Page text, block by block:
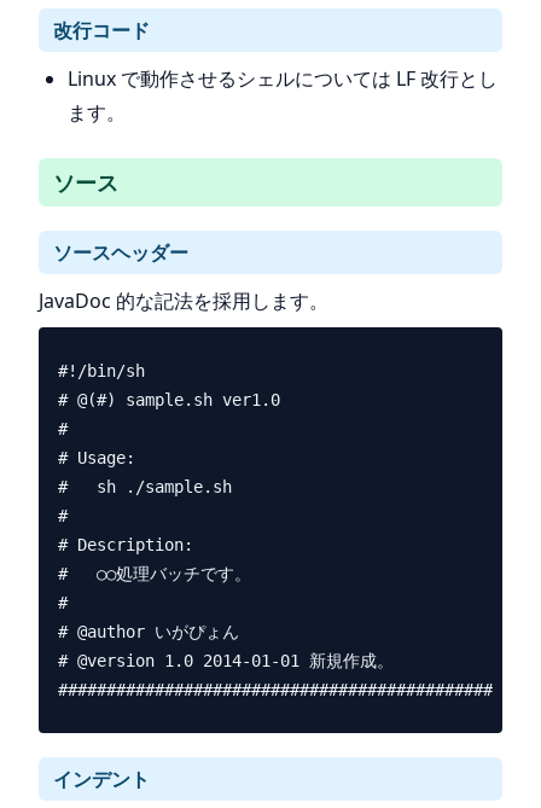
改行コード
Linux で動作させるシェルについては LF 改行とし
ます。
ソース
ソースヘッダー
JavaDoc 的な記法を採用します。
#!/bin/sh
# @(#) sample.sh ver1.0
#
# Usage:
#   sh ./sample.sh
#
# Description:
#   ○○処理バッチです。
#
# @author いがぴょん
# @version 1.0 2014-01-01 新規作成。
インデント